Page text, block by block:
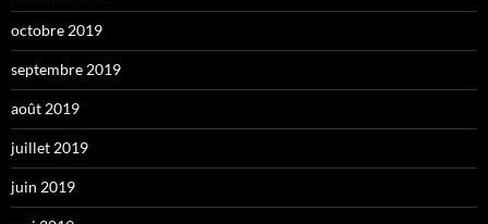
octobre 2019
septembre 2019
août 2019
juillet 2019
juin 2019